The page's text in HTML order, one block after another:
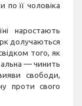
по її чоловіка
наростають
долучаються
того, як
— чинить
свободи,
проти свого